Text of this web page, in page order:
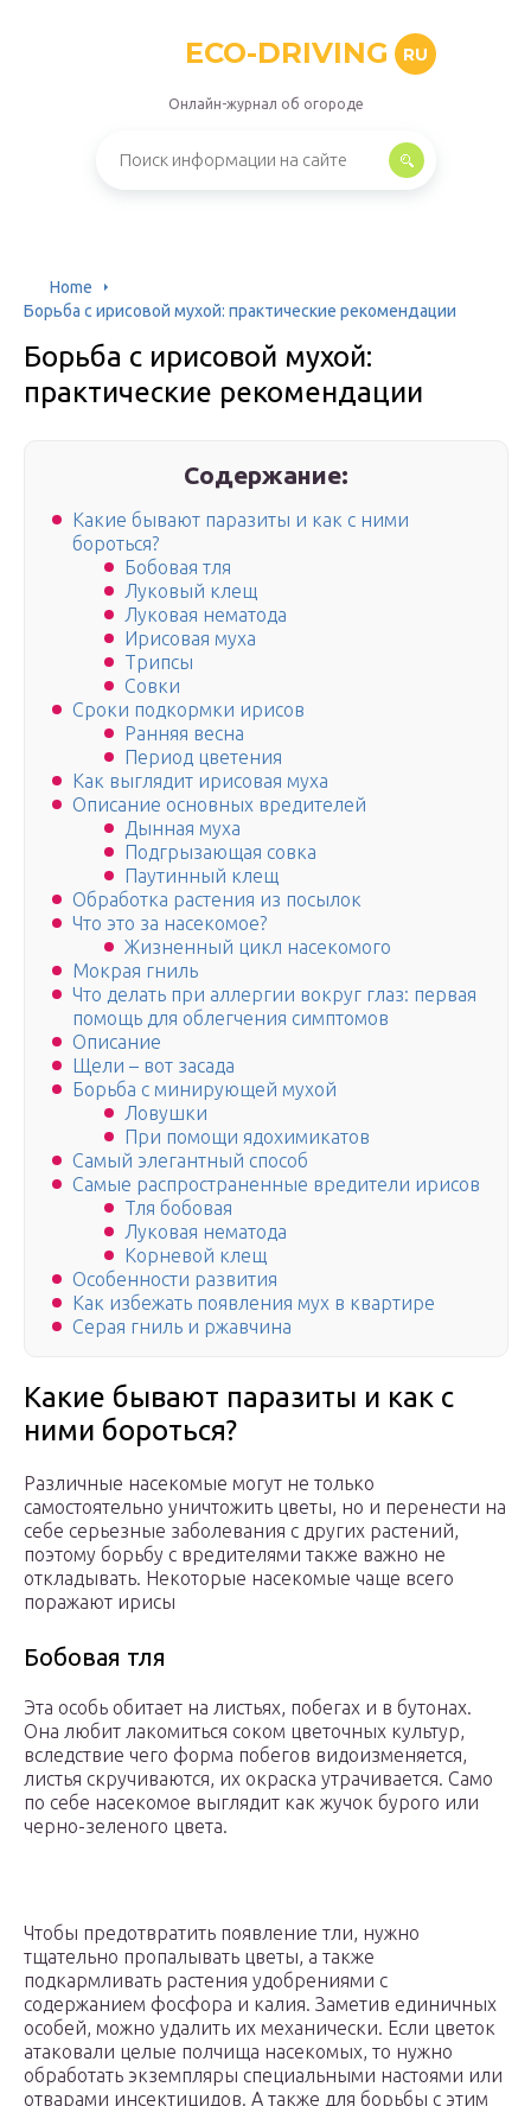
ECO-DRIVING RU
Онлайн-журнал об огороде
Home
Борьба с ирисовой мухой: практические рекомендации
Борьба с ирисовой мухой:
практические рекомендации
Содержание:
Какие бывают паразиты и как с ними
бороться?
Бобовая тля
Луковый клещ
Луковая нематода
Ирисовая муха
Трипсы
Совки
Сроки подкормки ирисов
Ранняя весна
Период цветения
Как выглядит ирисовая муха
Описание основных вредителей
Дынная муха
Подгрызающая совка
Паутинный клещ
Обработка растения из посылок
Что это за насекомое?
Жизненный цикл насекомого
Мокрая гниль
Что делать при аллергии вокруг глаз: первая
помощь для облегчения симптомов
Описание
Щели – вот засада
Борьба с минирующей мухой
Ловушки
При помощи ядохимикатов
Самый элегантный способ
Самые распространенные вредители ирисов
Тля бобовая
Луковая нематода
Корневой клещ
Особенности развития
Как избежать появления мух в квартире
Серая гниль и ржавчина
Какие бывают паразиты и как с
ними бороться?
Различные насекомые могут не только
самостоятельно уничтожить цветы, но и перенести на
себе серьезные заболевания с других растений,
поэтому борьбу с вредителями также важно не
откладывать. Некоторые насекомые чаще всего
поражают ирисы
Бобовая тля
Эта особь обитает на листьях, побегах и в бутонах.
Она любит лакомиться соком цветочных культур,
вследствие чего форма побегов видоизменяется,
листья скручиваются, их окраска утрачивается. Само
по себе насекомое выглядит как жучок бурого или
черно-зеленого цвета.
Чтобы предотвратить появление тли, нужно
тщательно пропалывать цветы, а также
подкармливать растения удобрениями с
содержанием фосфора и калия. Заметив единичных
особей, можно удалить их механически. Если цветок
атаковали целые полчища насекомых, то нужно
обработать экземпляры специальными настоями или
отварами инсектицидов. А также для борьбы с этим